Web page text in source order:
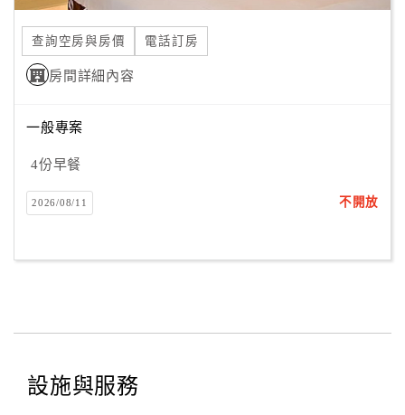
紅
利
查
訂
房
Q&A
查詢空房與房價 電話訂房
房間詳細內容
一般專案
4份早餐
2026/08/11 不開放
設施與服務